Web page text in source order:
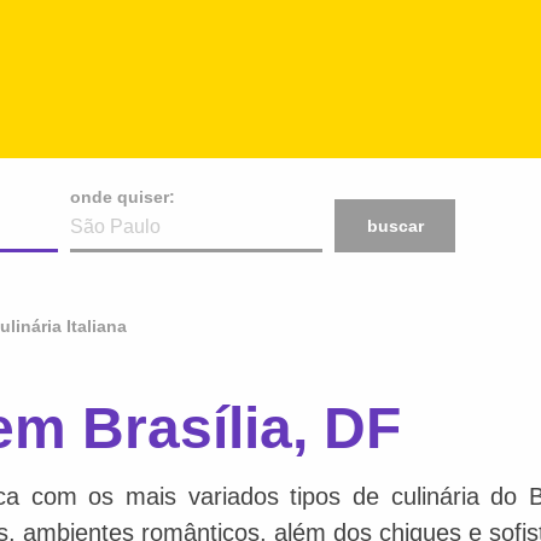
onde quiser:
buscar
Italiana
Brasília, DF
com os mais variados tipos de culinária
ambientes românticos, além dos chiques e